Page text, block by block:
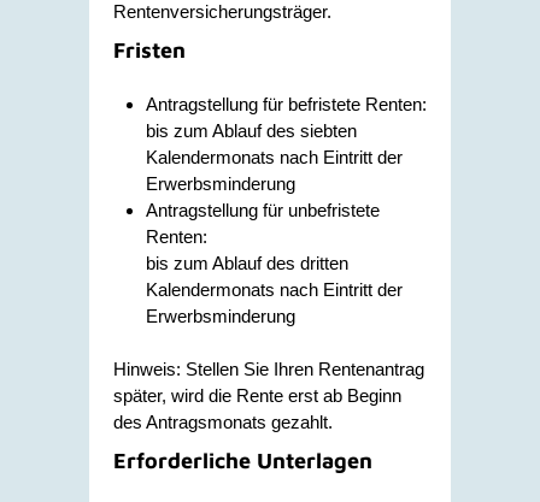
Rentenversicherungsträger.
Fristen
Antragstellung für befristete Renten:
bis zum Ablauf des siebten
Kalendermonats nach Eintritt der
Erwerbsminderung
Antragstellung für unbefristete
Renten:
bis zum Ablauf des dritten
Kalendermonats nach Eintritt der
Erwerbsminderung
Hinweis: Stellen Sie Ihren Rentenantrag
später, wird die Rente erst ab Beginn
des Antragsmonats gezahlt.
Erforderliche Unterlagen